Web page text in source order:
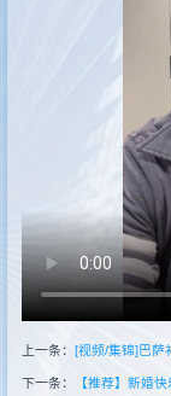
上一条： [视频/集锦]巴萨
下一条： 【推荐】新婚